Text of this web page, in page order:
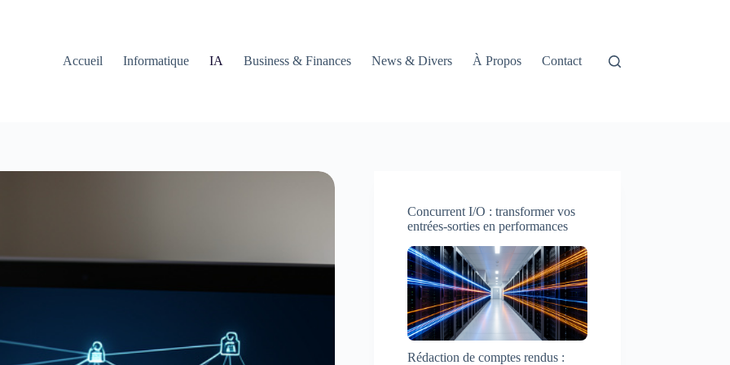
Accueil
Informatique IA Business & Finances News & Divers À Propos Contact
Concurrent I/O : transformer vos
entrées-sorties en performances
Rédaction de comptes rendus :